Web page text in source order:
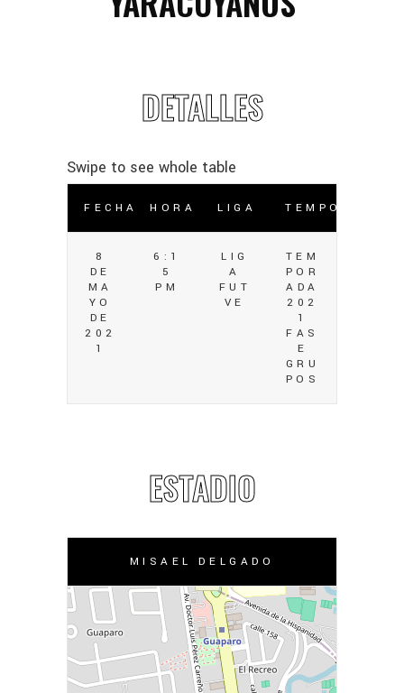
DETALLES
FECHA HORA LIGA TEMPORADA
8
DE
MA
YO
DE
202
1
6:1
5
PM
LIG
A
FUT
VE
TEM
POR
ADA
202
1
FAS
E
GRU
POS
ESTADIO
MISAEL DELGADO